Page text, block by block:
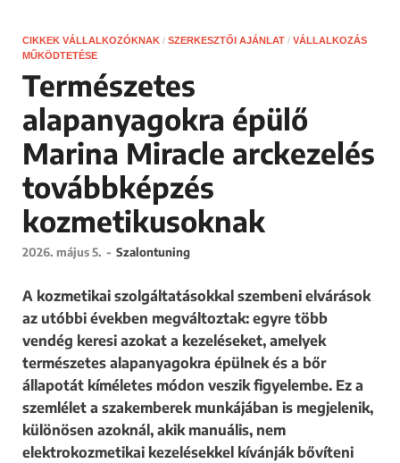
CIKKEK VÁLLALKOZÓKNAK / SZERKESZTŐI AJÁNLAT / VÁLLALKOZÁS
MŰKÖDTETÉSE
Természetes
alapanyagokra épülő
Marina Miracle arckezelés
továbbképzés
kozmetikusoknak
2026. május 5. - Szalontuning
A kozmetikai szolgáltatásokkal szembeni elvárások
az utóbbi években megváltoztak: egyre több
vendég keresi azokat a kezeléseket, amelyek
természetes alapanyagokra épülnek és a bőr
állapotát kíméletes módon veszik figyelembe. Ez a
szemlélet a szakemberek munkájában is megjelenik,
különösen azoknál, akik manuális, nem
elektrokozmetikai kezelésekkel kívánják bővíteni